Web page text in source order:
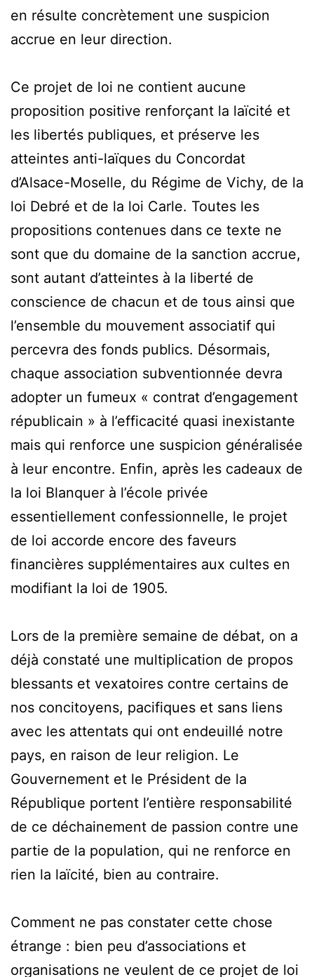
en résulte concrètement une suspicion
accrue en leur direction.
Ce projet de loi ne contient aucune
proposition positive renforçant la laïcité et
les libertés publiques, et préserve les
atteintes anti-laïques du Concordat
d’Alsace-Moselle, du Régime de Vichy, de la
loi Debré et de la loi Carle. Toutes les
propositions contenues dans ce texte ne
sont que du domaine de la sanction accrue,
sont autant d’atteintes à la liberté de
conscience de chacun et de tous ainsi que
l’ensemble du mouvement associatif qui
percevra des fonds publics. Désormais,
chaque association subventionnée devra
adopter un fumeux « contrat d’engagement
républicain » à l’efficacité quasi inexistante
mais qui renforce une suspicion généralisée
à leur encontre. Enfin, après les cadeaux de
la loi Blanquer à l’école privée
essentiellement confessionnelle, le projet
de loi accorde encore des faveurs
financières supplémentaires aux cultes en
modifiant la loi de 1905.
Lors de la première semaine de débat, on a
déjà constaté une multiplication de propos
blessants et vexatoires contre certains de
nos concitoyens, pacifiques et sans liens
avec les attentats qui ont endeuillé notre
pays, en raison de leur religion. Le
Gouvernement et le Président de la
République portent l’entière responsabilité
de ce déchainement de passion contre une
partie de la population, qui ne renforce en
rien la laïcité, bien au contraire.
Comment ne pas constater cette chose
étrange : bien peu d’associations et
organisations ne veulent de ce projet de loi